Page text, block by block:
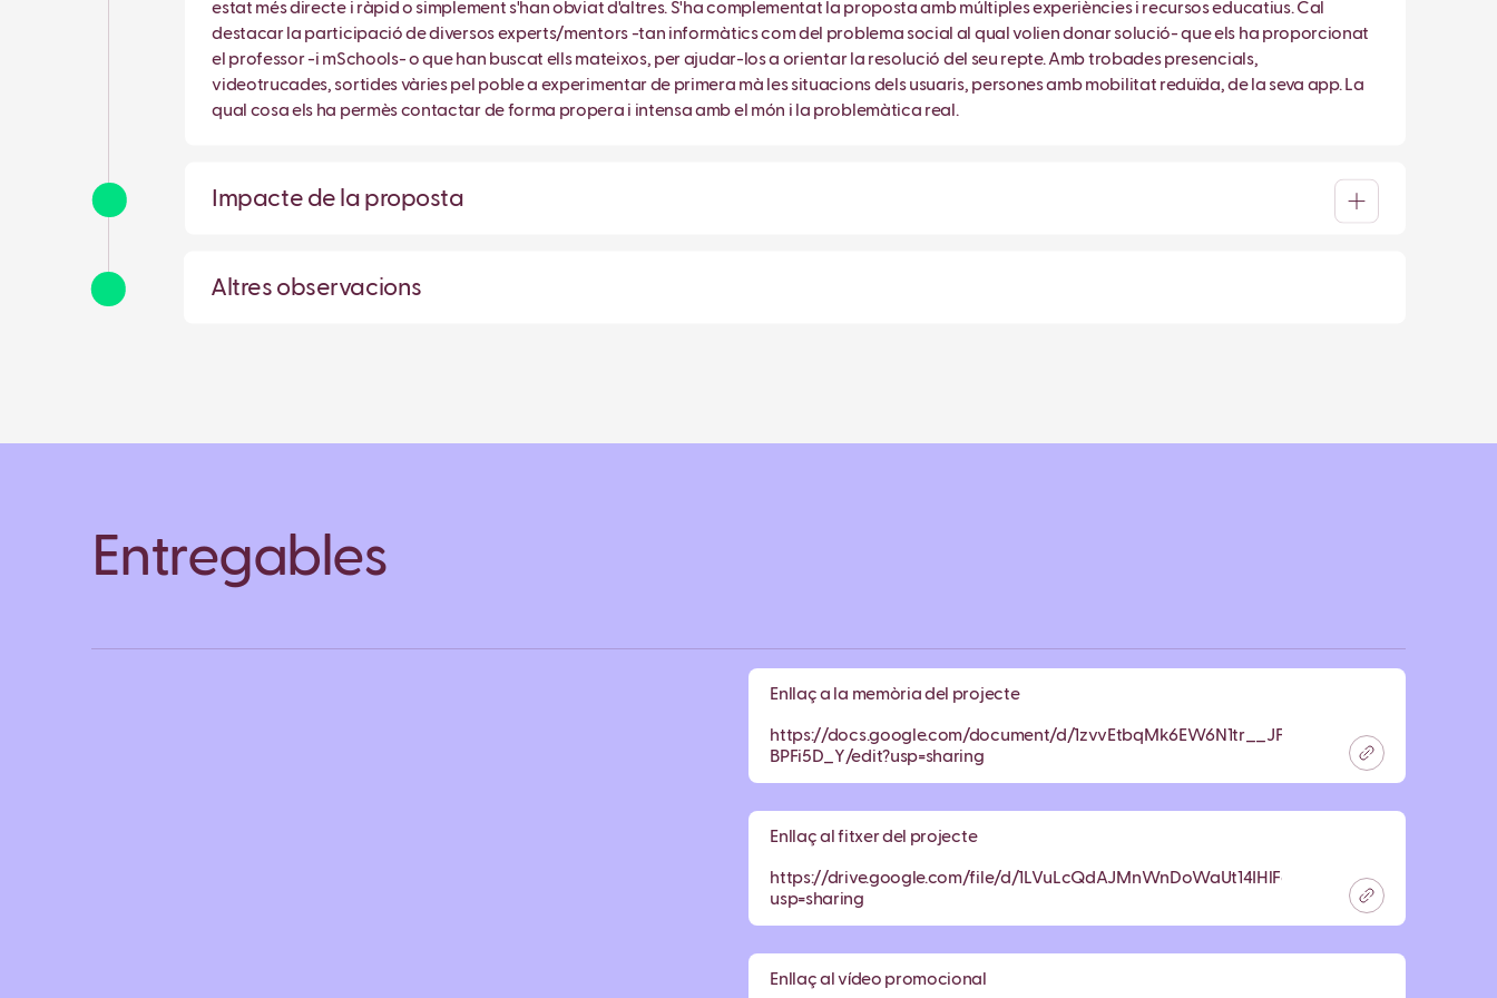
estat més directe i ràpid o simplement s'han obviat d'altres. S'ha complementat la proposta amb múltiples experiències i recursos educatius. Cal
destacar la participació de diversos experts/mentors -tan informàtics com del problema social al qual volien donar solució- que els ha proporcionat
el professor -i mSchools- o que han buscat ells mateixos, per ajudar-los a orientar la resolució del seu repte. Amb trobades presencials,
videotrucades, sortides vàries pel poble a experimentar de primera mà les situacions dels usuaris, persones amb mobilitat reduïda, de la seva app. La
qual cosa els ha permès contactar de forma propera i intensa amb el món i la problemàtica real.
Impacte de la proposta
Altres observacions
Entregables
Enllaç a la memòria del projecte
https://docs.google.com/document/d/1zvvEtbqMk6EW6N1tr__JFqrHIR6fqh1hyr-
BPFi5D_Y/edit?usp=sharing
Enllaç al fitxer del projecte
https://drive.google.com/file/d/1LVuLcQdAJMnWnDoWaUt14IHlFd1OW6Tb/view?
usp=sharing
Enllaç al vídeo promocional